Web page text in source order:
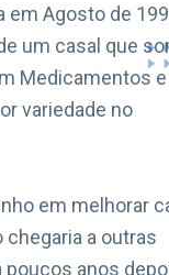
em Agosto de
um casal que
Medicamentos e
variedade no
em melhorar
chegaria a outras
poucos anos